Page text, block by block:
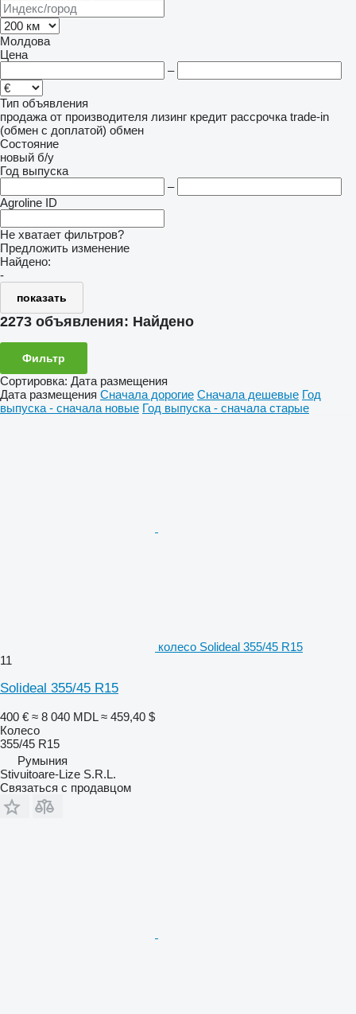
Молдова
Цена
–
Тип объявления
продажа от производителя лизинг кредит рассрочка trade-in
(обмен с доплатой) обмен
Состояние
новый б/у
Год выпуска
–
Agroline ID
Не хватает фильтров?
Предложить изменение
Найдено:
-
показать
2273 объявления: Найдено
Фильтр
Сортировка: Дата размещения
Дата размещения Сначала дорогие Сначала дешевые Год
выпуска - сначала новые Год выпуска - сначала старые
колесо Solideal 355/45 R15
11
Solideal 355/45 R15
400 € ≈ 8 040 MDL ≈ 459,40 $
Колесо
355/45 R15
Румыния
Stivuitoare-Lize S.R.L.
Связаться с продавцом